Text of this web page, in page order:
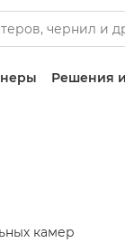
Решения
камер